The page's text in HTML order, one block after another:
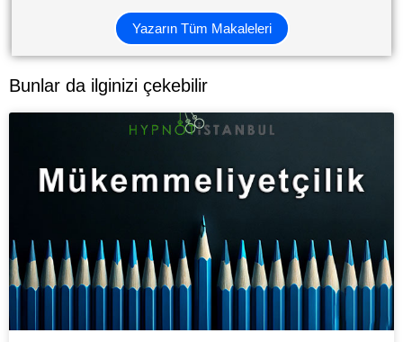
Yazarın Tüm Makaleleri
Bunlar da ilginizi çekebilir